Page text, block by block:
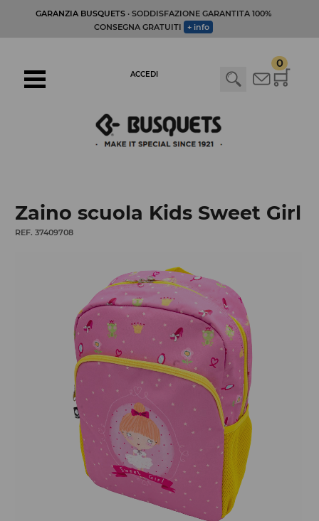
GARANZIA BUSQUETS· SODDISFAZIONE GARANTITA 100%
CONSEGNA GRATUITI
+ info
0
ACCEDI
Zaino scuola Kids Sweet Girl
REF. 37409708